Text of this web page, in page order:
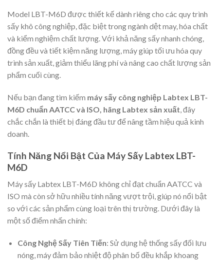
Model LBT-M6D được thiết kế dành riêng cho các quy trình
sấy khô công nghiệp, đặc biệt trong ngành dệt may, hóa chất
và kiểm nghiệm chất lượng. Với khả năng sấy nhanh chóng,
đồng đều và tiết kiệm năng lượng, máy giúp tối ưu hóa quy
trình sản xuất, giảm thiểu lãng phí và nâng cao chất lượng sản
phẩm cuối cùng.
Nếu bạn đang tìm kiếm máy sấy công nghiệp Labtex LBT-
M6D chuẩn AATCC và ISO, hãng Labtex sản xuất , đây
chắc chắn là thiết bị đáng đầu tư để nâng tầm hiệu quả kinh
doanh.
Tính Năng Nổi Bật Của Máy Sấy Labtex LBT-
M6D
Máy sấy Labtex LBT-M6D không chỉ đạt chuẩn AATCC và
ISO mà còn sở hữu nhiều tính năng vượt trội, giúp nó nổi bật
so với các sản phẩm cùng loại trên thị trường. Dưới đây là
một số điểm nhấn chính:
Công Nghệ Sấy Tiên Tiến: Sử dụng hệ thống sấy đối lưu
nóng, máy đảm bảo nhiệt độ phân bố đều khắp khoang